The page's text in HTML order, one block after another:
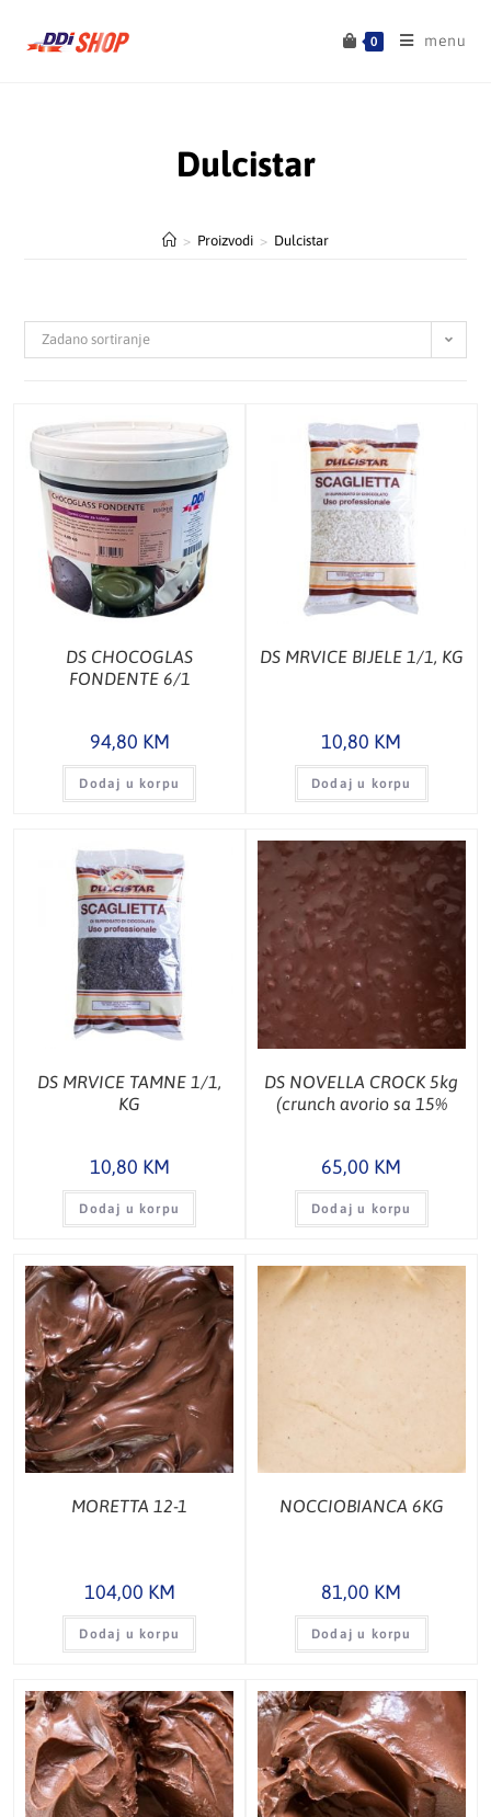
0 menu
Dulcistar
> Proizvodi > Dulcistar
Zadano sortiranje
DS CHOCOGLAS
FONDENTE 6/1
94,80 KM
Dodaj u korpu
DS MRVICE BIJELE 1/1, KG
10,80 KM
Dodaj u korpu
DS MRVICE TAMNE 1/1,
KG
10,80 KM
Dodaj u korpu
DS NOVELLA CROCK 5kg
(crunch avorio sa 15%
65,00 KM
Dodaj u korpu
MORETTA 12-1
104,00 KM
Dodaj u korpu
NOCCIOBIANCA 6KG
81,00 KM
Dodaj u korpu